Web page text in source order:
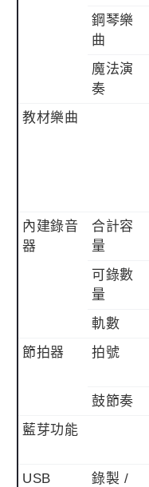
鋼琴樂
曲
魔法演
奏
教材樂曲
內建錄音
器
合計容
量
可錄數
量
軌數
節拍器
拍號
鼓節奏
藍芽功能
USB
錄製 /